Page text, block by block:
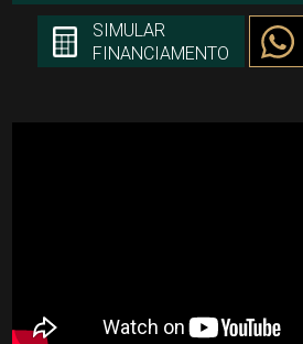
SIMULAR
FINANCIAMENTO